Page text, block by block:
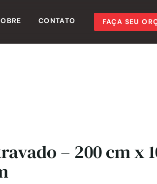
CONTATO FAÇA SEU
– 200 cm x